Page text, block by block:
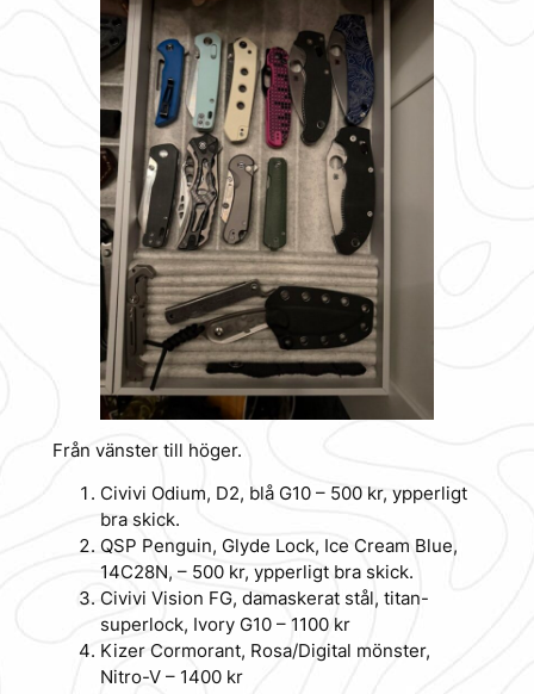
Från vänster till höger.
Civivi Odium, D2, blå G10 – 500 kr, ypperligt
bra skick.
QSP Penguin, Glyde Lock, Ice Cream Blue,
14C28N, – 500 kr, ypperligt bra skick.
Civivi Vision FG, damaskerat stål, titan-
superlock, Ivory G10 – 1100 kr
Kizer Cormorant, Rosa/Digital mönster,
Nitro-V – 1400 kr